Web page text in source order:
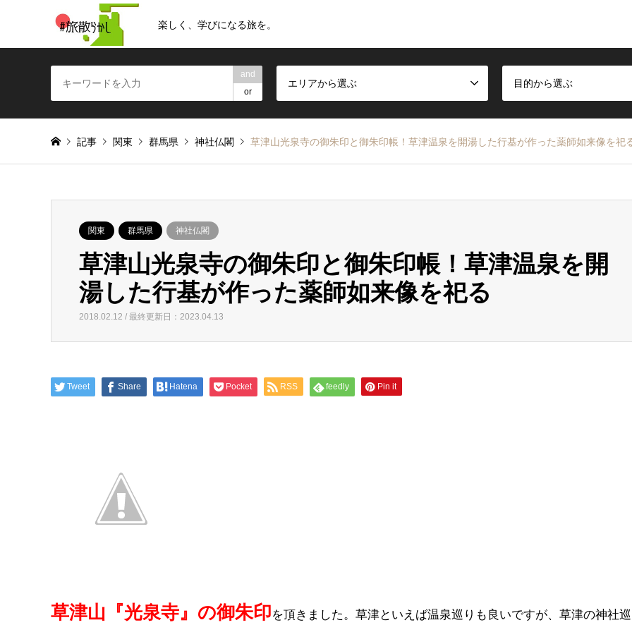
楽しく、学びになる旅を。
and
or
エリアから選ぶ 目的から選ぶ
記事 関東 群馬県 神社仏閣 草津山光泉寺の御朱印と御朱印帳！草津温泉を開湯した行基が作った薬師如来像を祀
関東 群馬県 神社仏閣
草津山光泉寺の御朱印と御朱印帳！草津温泉を開
湯した行基が作った薬師如来像を祀る
2018.02.12 / 最終更新日：2023.04.13
Tweet Share Hatena Pocket RSS feedly Pin it
草津山『光泉寺』の御朱印を頂きました。草津といえば温泉巡りも良いですが、草津の神社